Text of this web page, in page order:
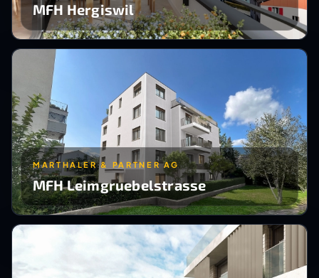
MFH Hergiswil
MARTHALER & PARTNER AG
MFH Leimgruebelstrasse